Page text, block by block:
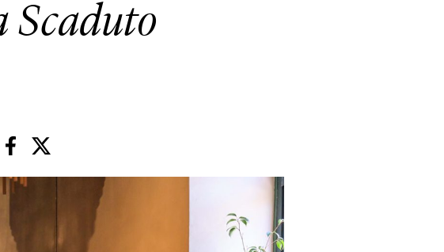
Scaduto